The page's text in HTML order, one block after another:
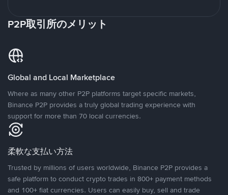
P2P取引所のメリット
Global and Local Marketplace
Where as many other P2P platforms target specific markets,
Binance P2P provides a truly global trading experience with
support for more than 70 local currencies.
柔軟な支払い方法
Trusted by millions of users worldwide, Binance P2P provides a
safe platform to conduct crypto trades in 800+ payment methods
and 100+ fiat currencies. Users can easily buy, sell and trade